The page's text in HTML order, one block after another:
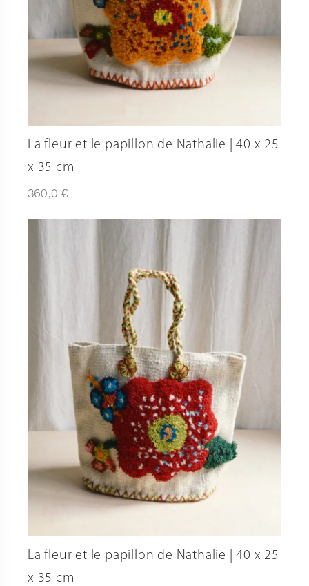
La fleur et le papillon de Nathalie | 40 x 25
x 35 cm
360,0 €
La fleur et le papillon de Nathalie | 40 x 25
x 35 cm